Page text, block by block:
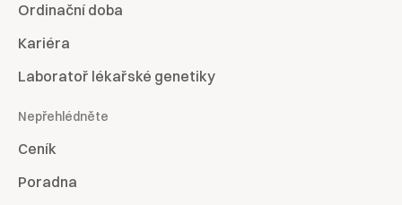
Ordinační doba
Kariéra
Laboratoř lékařské genetiky
Nepřehlédněte
Ceník
Poradna